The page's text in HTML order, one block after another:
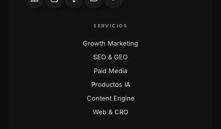
SERVICIOS
Growth Marketing
SEO & GEO
Paid Media
Productos IA
Content Engine
Web & CRO